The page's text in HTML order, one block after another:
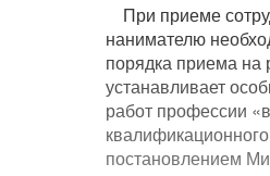
При приеме
нанимателю
порядка приема на
устанавливает
работ профессии
постановлением